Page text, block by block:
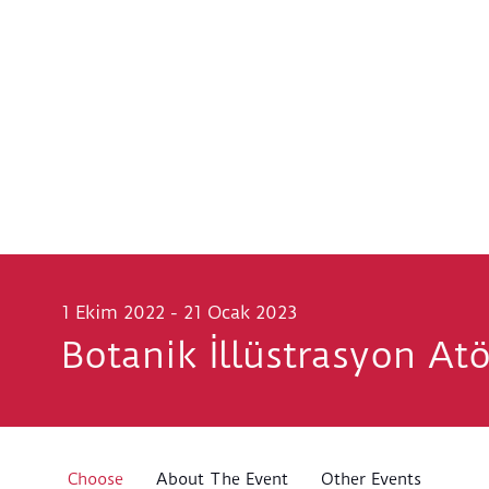
1 Ekim 2022 - 21 Ocak 2023
Botanik İllüstrasyon
Choose About The Event Other Events